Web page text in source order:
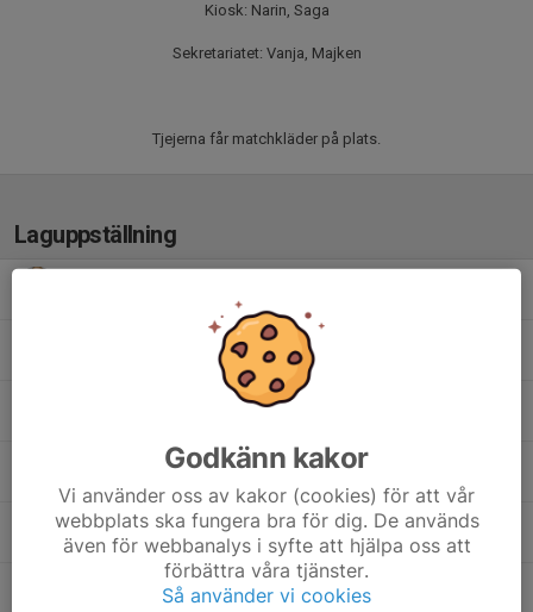
Kiosk: Narin, Saga
Sekretariatet: Vanja, Majken
Tjejerna får matchkläder på plats.
Laguppställning
Majken Deann
Saga Idefjell
Godkänn kakor
Vi använder oss av kakor (cookies) för att vår
webbplats ska fungera bra för dig. De används
även för webbanalys i syfte att hjälpa oss att
förbättra våra tjänster.
Så använder vi cookies